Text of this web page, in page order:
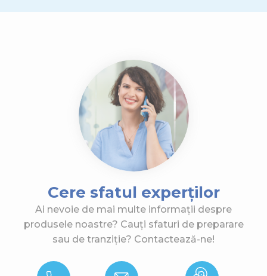
Cere sfatul experților
Ai nevoie de mai multe informații despre
produsele noastre? Cauți sfaturi de preparare
sau de tranziție? Contactează-ne!